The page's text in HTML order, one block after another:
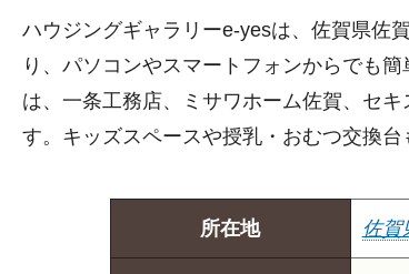
ハウジングギャラリーe-yesは、佐賀県佐
り、パソコンやスマートフォンからでも
は、一条工務店、ミサワホーム佐賀、セ
す。キッズスペースや授乳・おむつ交換
所在地 佐賀